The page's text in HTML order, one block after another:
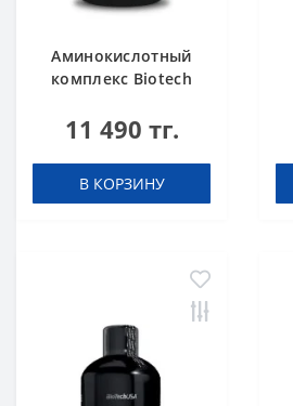
Аминокислотный
комплекс Biotech
Chrome 60 таблеток
11 490 тг.
В КОРЗИНУ